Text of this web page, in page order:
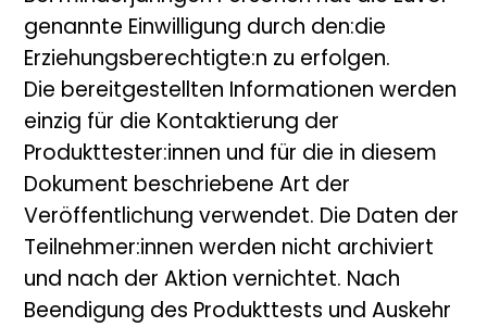
genannte Einwilligung durch den:die
Erziehungsberechtigte:n zu erfolgen.
Die bereitgestellten Informationen werden
einzig für die Kontaktierung der
Produkttester:innen und für die in diesem
Dokument beschriebene Art der
Veröffentlichung verwendet. Die Daten der
Teilnehmer:innen werden nicht archiviert
und nach der Aktion vernichtet. Nach
Beendigung des Produkttests und Auskehr